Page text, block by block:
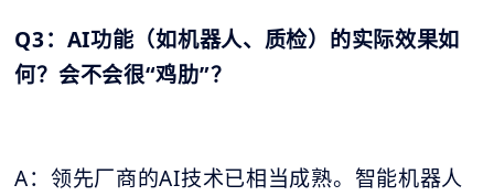
Q3：AI功能（如机器人、质检）的实际效果如
何？会不会很“鸡肋”？
A：领先厂商的AI技术已相当成熟。智能机器人